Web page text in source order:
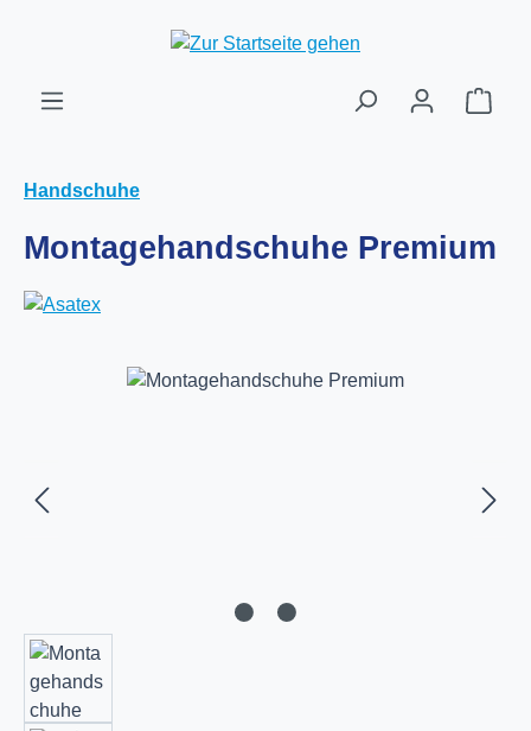
Zum Hauptinhalt springen
Handschuhe
Montagehandschuhe Premium
Bildergalerie überspringen